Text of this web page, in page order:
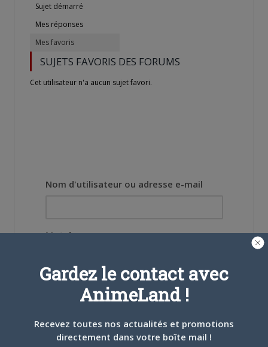
Sujet démarré
Mes réponses
Mes favoris
SUJETS FAVORIS DES FORUMS
Cet utilisateur n'a aucun sujet favori.
Nom d'utilisateur ou adresse e-mail
Mot de passe
Gardez le contact avec
AnimeLand !
Recevez toutes nos actualités et promotions
directement dans votre boîte mail !